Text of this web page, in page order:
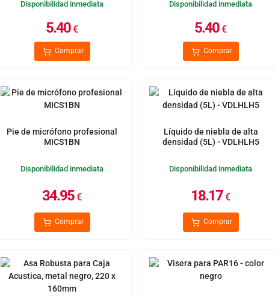
Disponibilidad inmediata
5.40€
Comprar
Disponibilidad inmediata
5.40€
Comprar
Pie de micrófono profesional
MICS1BN
Disponibilidad inmediata
34.95€
Comprar
Líquido de niebla de alta
densidad (5L) - VDLHLH5
Disponibilidad inmediata
18.17€
Comprar